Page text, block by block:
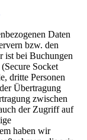
Daten
bzw. den
ist bei Buchungen
Socket
dritte Personen
Übertragung
zwischen
der Zugriff auf
haben wir